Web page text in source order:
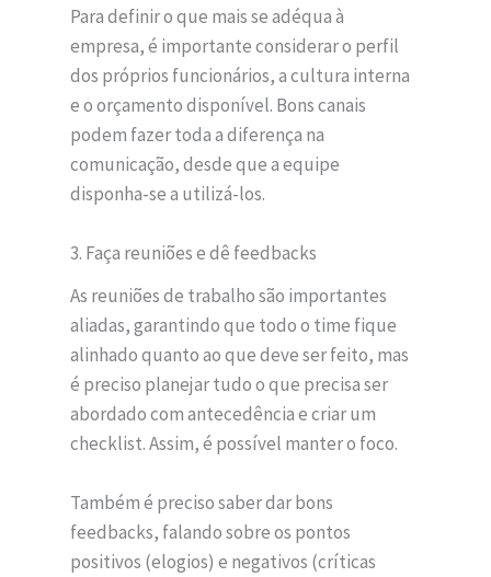
Para definir o que mais se adéqua à
empresa, é importante considerar o perfil
dos próprios funcionários, a cultura interna
e o orçamento disponível. Bons canais
podem fazer toda a diferença na
comunicação, desde que a equipe
disponha-se a utilizá-los.
3. Faça reuniões e dê feedbacks
As reuniões de trabalho são importantes
aliadas, garantindo que todo o time fique
alinhado quanto ao que deve ser feito, mas
é preciso planejar tudo o que precisa ser
abordado com antecedência e criar um
checklist. Assim, é possível manter o foco.
Também é preciso saber dar bons
feedbacks, falando sobre os pontos
positivos (elogios) e negativos (críticas